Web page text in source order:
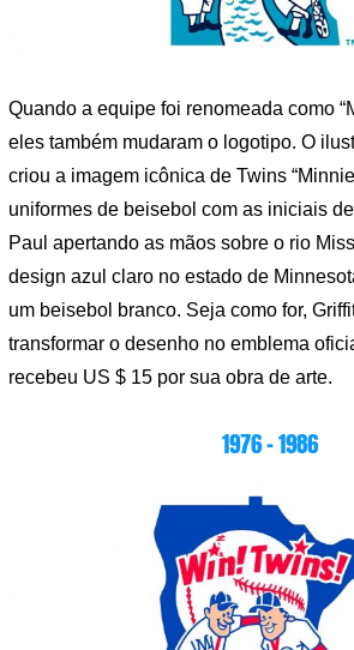
Quando a equipe foi renomeada como
eles também mudaram o logotipo. O
criou a imagem icônica de Twins
uniformes de beisebol com as iniciais
Paul apertando as mãos sobre o rio
design azul claro no estado de
um beisebol branco. Seja como for,
transformar o desenho no emblema
recebeu US $ 15 por sua obra de arte.
1976 – 1986